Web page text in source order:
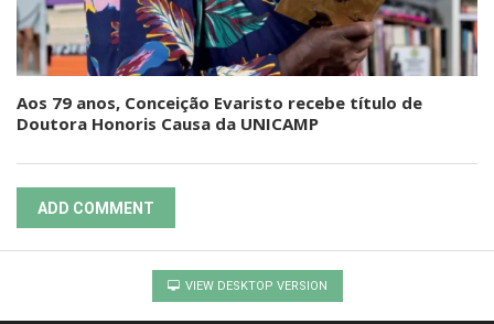
Aos 79 anos, Conceição Evaristo recebe título de
Doutora Honoris Causa da UNICAMP
ADD COMMENT
VIEW DESKTOP VERSION